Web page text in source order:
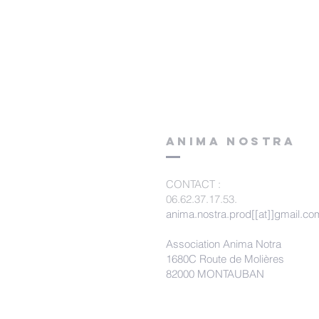
ANIMA NOSTRA
CONTACT :
06.62.37.17.53.
Association Anima Notra
1680C Route de Molières
82000 MONTAUBAN